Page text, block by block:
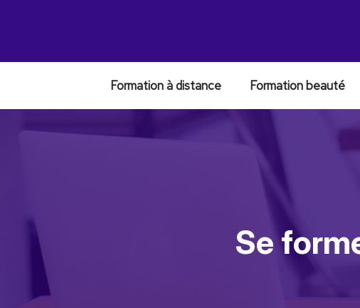
Formation à distance Formation beauté
Se